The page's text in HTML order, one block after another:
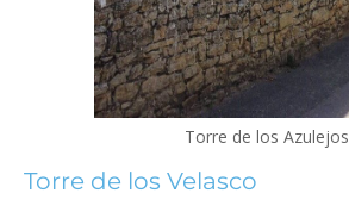
Torre de los Azulejos
Torre de los Velasco